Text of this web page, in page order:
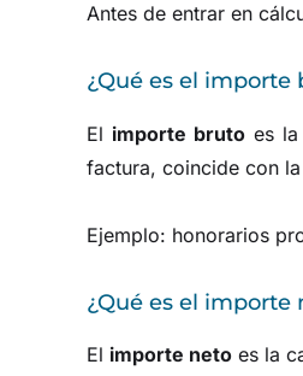
Antes de entrar en
¿Qué es el importe
El importe bruto es
factura, coincide con la
Ejemplo: honorarios
¿Qué es el importe
El importe neto es la